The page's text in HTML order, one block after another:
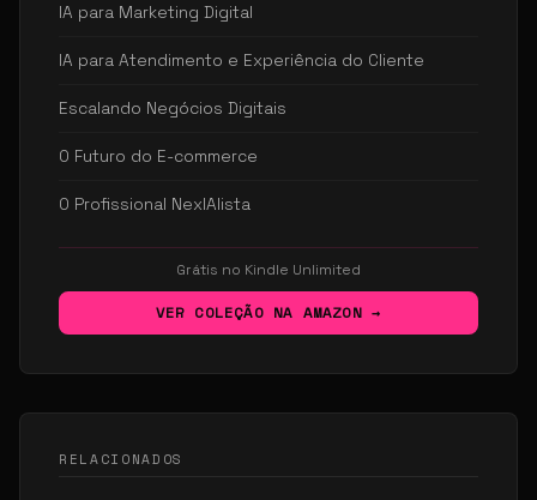
IA para Marketing Digital
IA para Atendimento e Experiência do Cliente
Escalando Negócios Digitais
O Futuro do E-commerce
O Profissional NexIAlista
Grátis no Kindle Unlimited
VER COLEÇÃO NA AMAZON →
RELACIONADOS